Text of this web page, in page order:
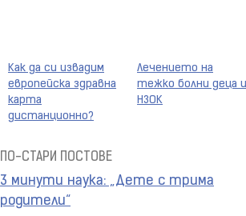
Как да си извадим
европейска здравна
карта
дистанционно?
Лечението на
тежко болни деца и
НЗОК
Навигация
на
ПО-СТАРИ ПОСТОВЕ
3 минути наука: „Дете с трима
родители“